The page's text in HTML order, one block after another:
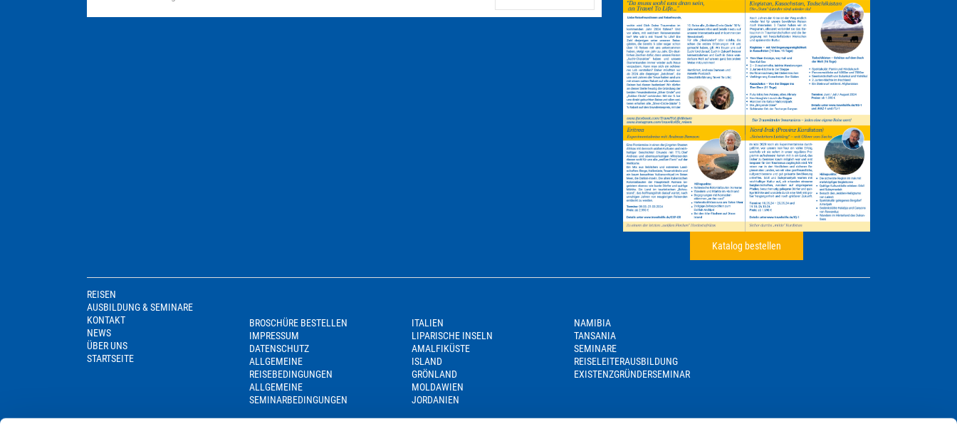
Katalog bestellen
REISEN
AUSBILDUNG & SEMINARE
KONTAKT
NEWS
ÜBER UNS
STARTSEITE
BROSCHÜRE BESTELLEN
IMPRESSUM
DATENSCHUTZ
ALLGEMEINE
REISEBEDINGUNGEN
ALLGEMEINE
SEMINARBEDINGUNGEN
ITALIEN
LIPARISCHE INSELN
AMALFIKÜSTE
ISLAND
GRÖNLAND
MOLDAWIEN
JORDANIEN
NAMIBIA
TANSANIA
SEMINARE
REISELEITERAUSBILDUNG
EXISTENZGRÜNDERSEMINAR